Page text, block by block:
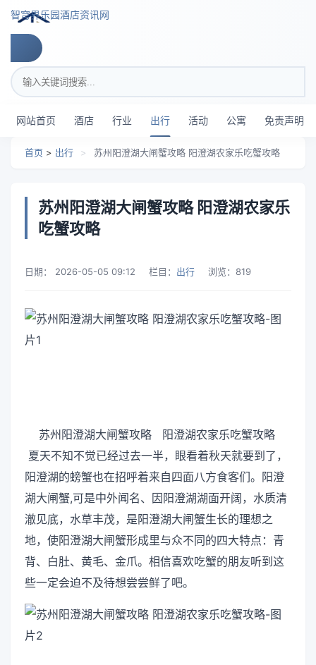
智穹界乐园酒店资讯网
搜索关键词
网站首页 酒店 行业 出行 活动 公寓 免责声明
首页 > 出行 > 苏州阳澄湖大闸蟹攻略 阳澄湖农家乐吃蟹攻略
苏州阳澄湖大闸蟹攻略 阳澄湖农家乐
吃蟹攻略
日期： 2026-05-05 09:12 栏目： 出行 浏览： 819
苏州阳澄湖大闸蟹攻略 阳澄湖农家乐吃蟹攻略
夏天不知不觉已经过去一半，眼看着秋天就要到了，
阳澄湖的螃蟹也在招呼着来自四面八方食客们。阳澄
湖大闸蟹,可是中外闻名、因阳澄湖湖面开阔，水质清
澈见底，水草丰茂，是阳澄湖大闸蟹生长的理想之
地，使阳澄湖大闸蟹形成里与众不同的四大特点：青
背、白肚、黄毛、金爪。相信喜欢吃蟹的朋友听到这
些一定会迫不及待想尝尝鲜了吧。